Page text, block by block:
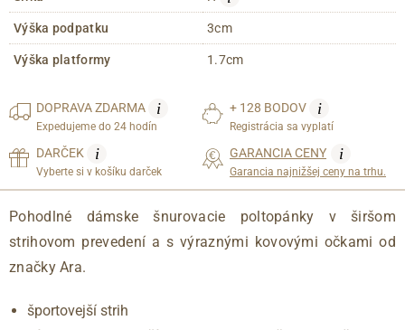
Výška podpatku 3cm
Výška platformy 1.7cm
DOPRAVAZDARMA i
Expedujeme do 24 hodín
+ 128 BODOV i
Registrácia sa vyplatí
DARČEK i
Vyberte si v košíku darček
GARANCIA CENY i
Garancia najnižšej ceny na trhu.
Pohodlné dámske šnurovacie poltopánky v širšom
strihovom prevedení a s výraznými kovovými očkami od
značky Ara.
športovejší strih